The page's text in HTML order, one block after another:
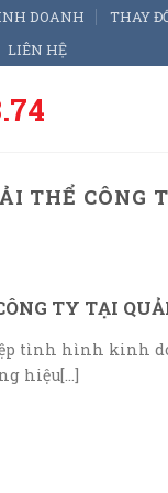
DOANH THAY
LIÊN HỆ
THỂ CÔNG
TY TẠI
tình hình kinh
hiệu[...]